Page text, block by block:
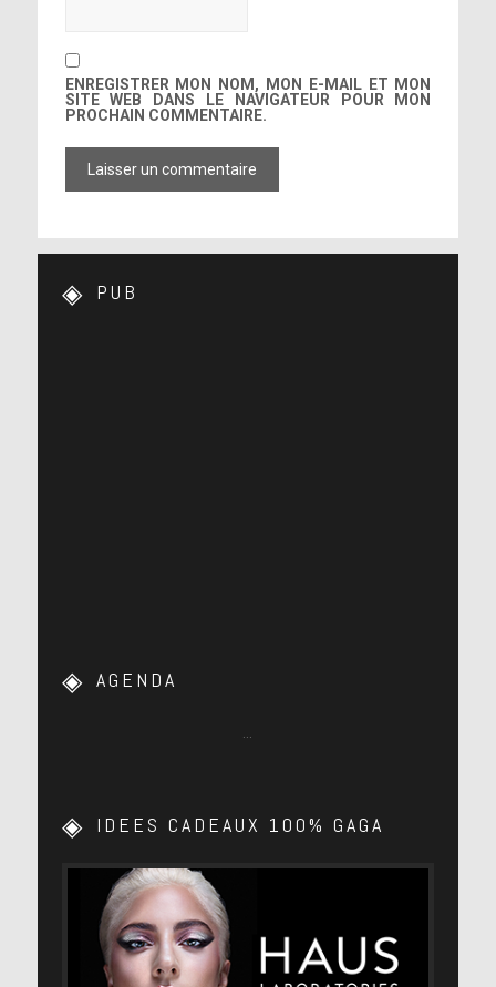
ENREGISTRER MON NOM, MON E-MAIL ET MON
SITE WEB DANS LE NAVIGATEUR POUR MON
PROCHAIN COMMENTAIRE.
PUB
AGENDA
IDEES CADEAUX 100% GAGA